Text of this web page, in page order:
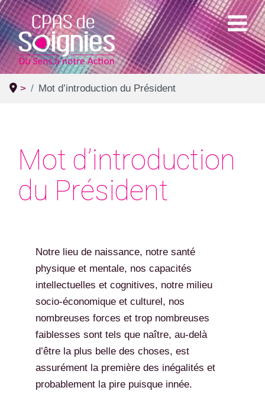
> Mot d’introduction du Président
Mot d’introduction
du Président
Notre lieu de naissance, notre santé
physique et mentale, nos capacités
intellectuelles et cognitives, notre milieu
socio-économique et culturel, nos
nombreuses forces et trop nombreuses
faiblesses sont tels que naître, au-delà
d’être la plus belle des choses, est
assurément la première des inégalités et
probablement la pire puisque innée.